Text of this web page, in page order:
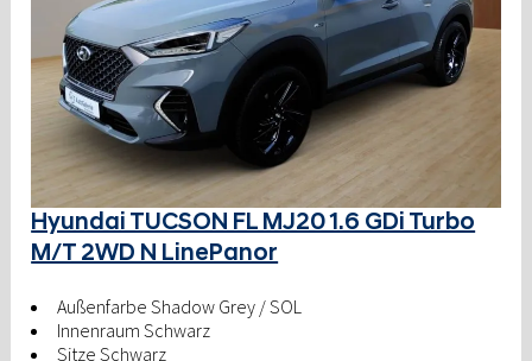
Hyundai TUCSON FL MJ20 1.6 GDi Turbo
M/T 2WD N LinePanor
Außenfarbe Shadow Grey / SOL
Innenraum Schwarz
Sitze Schwarz